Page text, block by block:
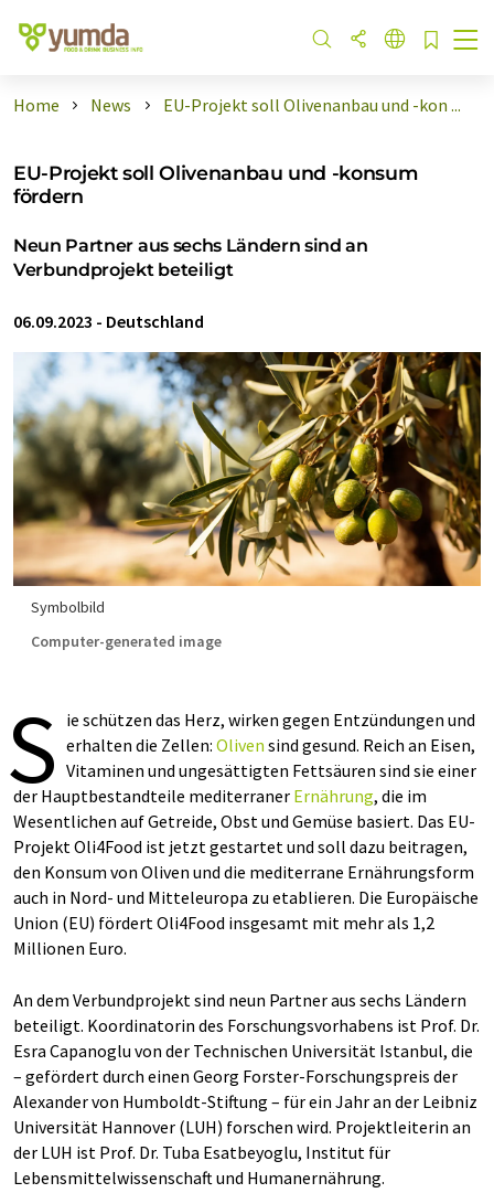
Home News EU-Projekt soll Olivenanbau und -kon ...
EU-Projekt soll Olivenanbau und -konsum
fördern
Neun Partner aus sechs Ländern sind an
Verbundprojekt beteiligt
06.09.2023 - Deutschland
Symbolbild
Computer-generated image
S ie schützen das Herz, wirken gegen Entzündungen und
erhalten die Zellen: Oliven sind gesund. Reich an Eisen,
Vitaminen und ungesättigten Fettsäuren sind sie einer
der Hauptbestandteile mediterraner Ernährung, die im
Wesentlichen auf Getreide, Obst und Gemüse basiert. Das EU-
Projekt Oli4Food ist jetzt gestartet und soll dazu beitragen,
den Konsum von Oliven und die mediterrane Ernährungsform
auch in Nord- und Mitteleuropa zu etablieren. Die Europäische
Union (EU) fördert Oli4Food insgesamt mit mehr als 1,2
Millionen Euro.
An dem Verbundprojekt sind neun Partner aus sechs Ländern
beteiligt. Koordinatorin des Forschungsvorhabens ist Prof. Dr.
Esra Capanoglu von der Technischen Universität Istanbul, die
– gefördert durch einen Georg Forster-Forschungspreis der
Alexander von Humboldt-Stiftung – für ein Jahr an der Leibniz
Universität Hannover (LUH) forschen wird. Projektleiterin an
der LUH ist Prof. Dr. Tuba Esatbeyoglu, Institut für
Lebensmittelwissenschaft und Humanernährung.